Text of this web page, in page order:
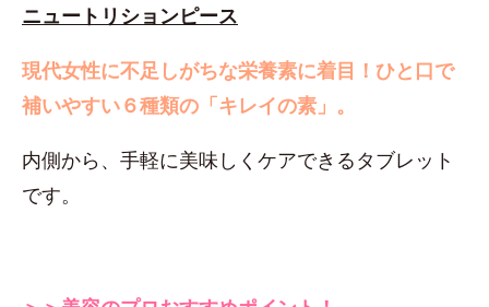
ニュートリションピース
現代女性に不足しがちな栄養素に着目！ ひと口で
補いやすい６種類の「キレイの素」。
内側から、手軽に美味しくケアできるタブレット
です。